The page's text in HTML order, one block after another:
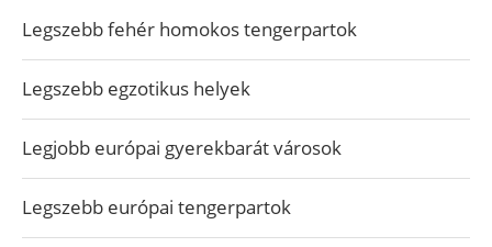
Legszebb fehér homokos tengerpartok
Legszebb egzotikus helyek
Legjobb európai gyerekbarát városok
Legszebb európai tengerpartok